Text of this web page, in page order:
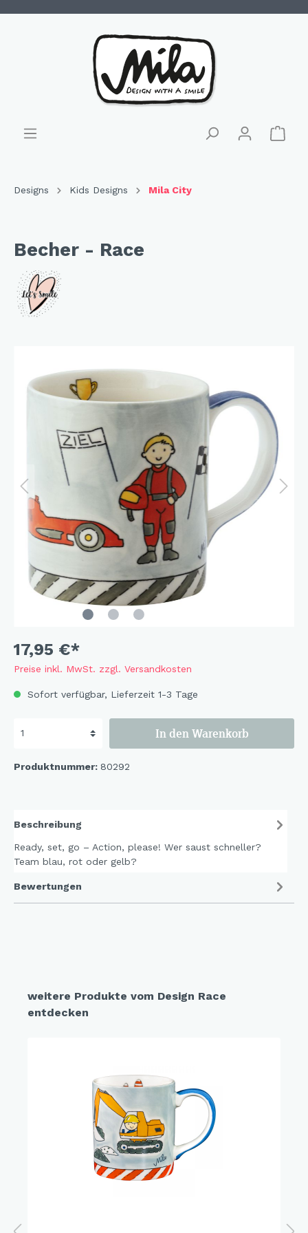
Designs Kids Designs Mila City
Becher - Race
17,95 €*
Preise inkl. MwSt. zzgl. Versandkosten
Sofort verfügbar, Lieferzeit 1-3 Tage
In den Warenkorb
Produktnummer: 80292
Beschreibung
Ready, set, go – Action, please! Wer saust schneller?
Team blau, rot oder gelb?
Bewertungen
weitere Produkte vom Design Race
entdecken